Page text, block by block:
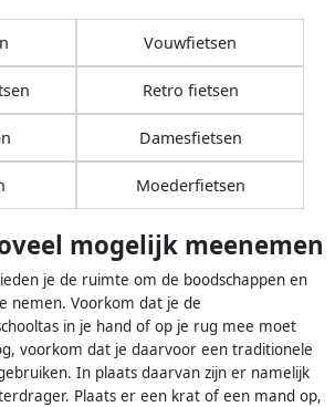
Vouwfietsen
Retro fietsen
Damesfietsen
Moederfietsen
mogelijk meenemen
je de ruimte om de boodschappen en
nemen. Voorkom dat je de
in je hand of op je rug mee moet
voorkom dat je daarvoor een traditionele
In plaats daarvan zijn er namelijk
Plaats er een krat of een mand op,